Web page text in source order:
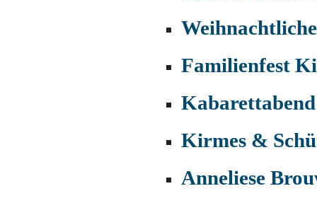
Familienfest
Kirmes &
Anneliese